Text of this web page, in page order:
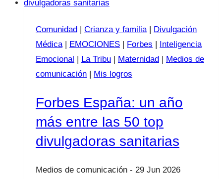
Comunidad Crianza y familia|
Divulgación
Médica| EMOCIONES Forbes
Inteligencia
Emocional
La Tribu Maternidad
Medios de
comunicación
Mis logros
Forbes España: un año
más entre las 50 top
divulgadoras sanitarias
29 Jun 2026